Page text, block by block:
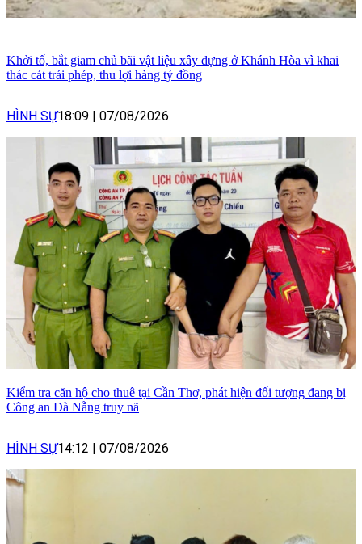
Khởi tố, bắt giam chủ bãi vật liệu xây dựng ở Khánh Hòa vì khai
thác cát trái phép, thu lợi hàng tỷ đồng
HÌNH SỰ18:09 | 07/08/2026
Kiểm tra căn hộ cho thuê tại Cần Thơ, phát hiện đối tượng đang bị
Công an Đà Nẵng truy nã
HÌNH SỰ14:12 | 07/08/2026